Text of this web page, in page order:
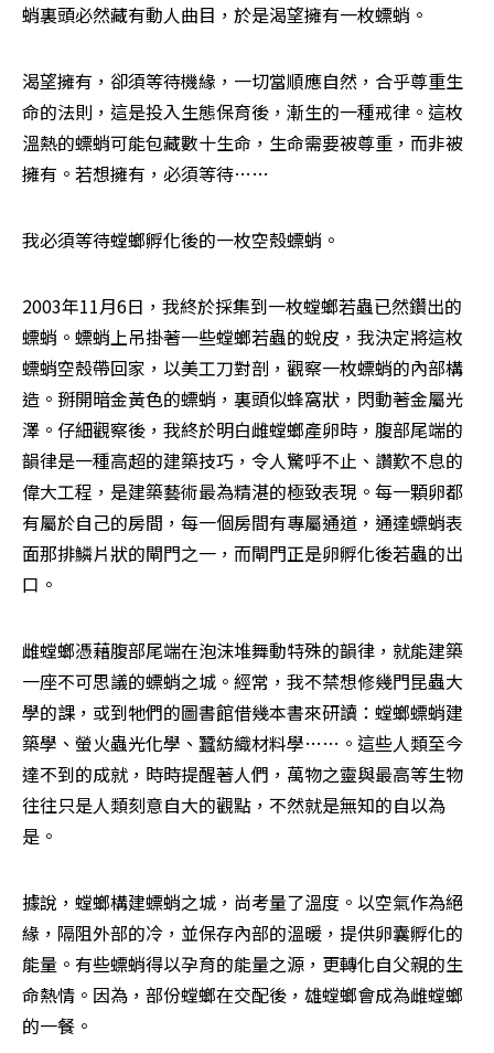
蛸裏頭必然藏有動人曲目，於是渴望擁有一枚螵蛸。
渴望擁有，卻須等待機緣，一切當順應自然，合乎尊重生
命的法則，這是投入生態保育後，漸生的一種戒律。這枚
溫熱的螵蛸可能包藏數十生命，生命需要被尊重，而非被
擁有。若想擁有，必須等待……
我必須等待螳螂孵化後的一枚空殼螵蛸。
2003年11月6日，我終於採集到一枚螳螂若蟲已然鑽出的
螵蛸。螵蛸上吊掛著一些螳螂若蟲的蛻皮，我決定將這枚
螵蛸空殼帶回家，以美工刀對剖，觀察一枚螵蛸的內部構
造。掰開暗金黃色的螵蛸，裏頭似蜂窩狀，閃動著金屬光
澤。仔細觀察後，我終於明白雌螳螂產卵時，腹部尾端的
韻律是一種高超的建築技巧，令人驚呼不止、讚歎不息的
偉大工程，是建築藝術最為精湛的極致表現。每一顆卵都
有屬於自己的房間，每一個房間有專屬通道，通達螵蛸表
面那排鱗片狀的閘門之一，而閘門正是卵孵化後若蟲的出
口。
雌螳螂憑藉腹部尾端在泡沫堆舞動特殊的韻律，就能建築
一座不可思議的螵蛸之城。經常，我不禁想修幾門昆蟲大
學的課，或到牠們的圖書館借幾本書來研讀：螳螂螵蛸建
築學、螢火蟲光化學、蠶紡織材料學……。這些人類至今
達不到的成就，時時提醒著人們，萬物之靈與最高等生物
往往只是人類刻意自大的觀點，不然就是無知的自以為
是。
據說，螳螂構建螵蛸之城，尚考量了溫度。以空氣作為絕
緣，隔阻外部的冷，並保存內部的溫暖，提供卵囊孵化的
能量。有些螵蛸得以孕育的能量之源，更轉化自父親的生
命熱情。因為，部份螳螂在交配後，雄螳螂會成為雌螳螂
的一餐。